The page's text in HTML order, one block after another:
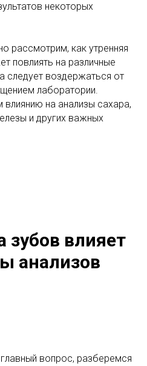
некоторых
рассмотрим, как утренняя
повлиять на различные
следует воздержаться от
лаборатории.
на анализы сахара,
и других важных
зубов влияет
анализов
вопрос, разберемся